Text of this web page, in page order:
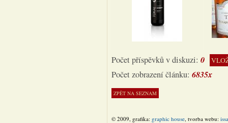
Počet příspěvků v diskuzi: 0
Počet zobrazení článku: 6835x
© 2009, grafika: graphic house, tvorba webu: